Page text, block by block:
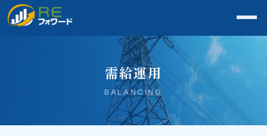
需給運用
BALANCING